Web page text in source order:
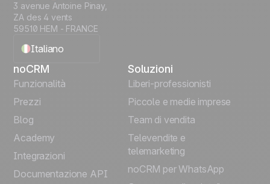
3 avenue Antoine Pinay,
ZA des 4 vents
59510 HEM - FRANCE
Italiano
English
Español
Português
noCRM
Funzionalità
Prezzi
Blog
Academy
Integrazioni
Documentazione API
Soluzioni
Liberi-professionisti
Piccole e medie imprese
Team di vendita
Televendite e
telemarketing
noCRM per WhatsApp